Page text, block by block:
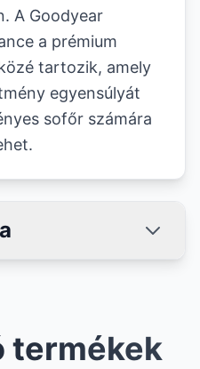
A Goodyear
a prémium
tartozik, amely
egyensúlyát
sofőr számára
termékek